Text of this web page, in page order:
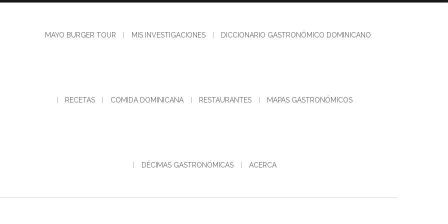
MAYO BURGER TOUR MIS INVESTIGACIONES DICCIONARIO GASTRONÓMICO DOMINICANO
RECETAS COMIDA DOMINICANA RESTAURANTES MAPAS GASTRONÓMICOS
DÉCIMAS GASTRONÓMICAS ACERCA